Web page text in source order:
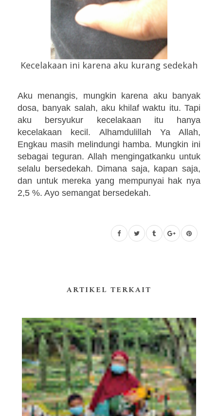
Kecelakaan ini karena aku kurang sedekah
Aku menangis, mungkin karena aku banyak
dosa, banyak salah, aku khilaf waktu itu. Tapi
aku bersyukur kecelakaan itu hanya
kecelakaan kecil. Alhamdulillah Ya Allah,
Engkau masih melindungi hamba. Mungkin ini
sebagai teguran. Allah mengingatkanku untuk
selalu bersedekah. Dimana saja, kapan saja,
dan untuk mereka yang mempunyai hak nya
2,5 %. Ayo semangat bersedekah.
ARTIKEL TERKAIT